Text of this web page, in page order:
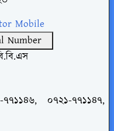
Mobile
Number
০৭২১-৭৭১১৪৭,